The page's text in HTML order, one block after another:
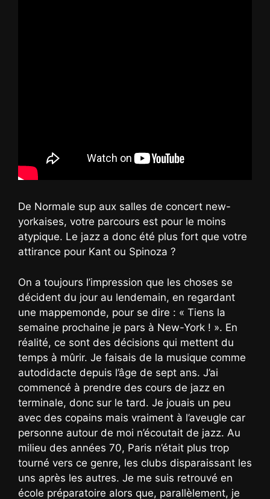
De Normale sup aux salles de concert new-
yorkaises, votre parcours est pour le moins
atypique. Le jazz a donc été plus fort que votre
attirance pour Kant ou Spinoza ?
On a toujours l’impression que les choses se
décident du jour au lendemain, en regardant
une mappemonde, pour se dire : « Tiens la
semaine prochaine je pars à New-York ! ». En
réalité, ce sont des décisions qui mettent du
temps à mûrir. Je faisais de la musique comme
autodidacte depuis l’âge de sept ans. J’ai
commencé à prendre des cours de jazz en
terminale, donc sur le tard. Je jouais un peu
avec des copains mais vraiment à l’aveugle car
personne autour de moi n’écoutait de jazz. Au
milieu des années 70, Paris n’était plus trop
tourné vers ce genre, les clubs disparaissant les
uns après les autres. Je me suis retrouvé en
école préparatoire alors que, parallèlement, je